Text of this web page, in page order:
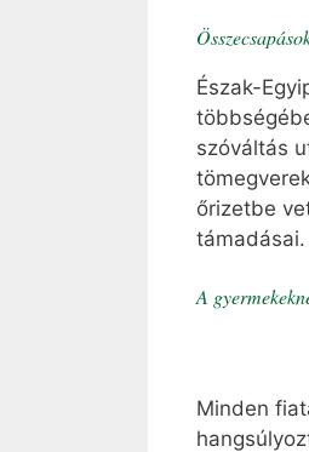
Észak-
szóváltás
őrizetbe
támadásai.
A
Minden